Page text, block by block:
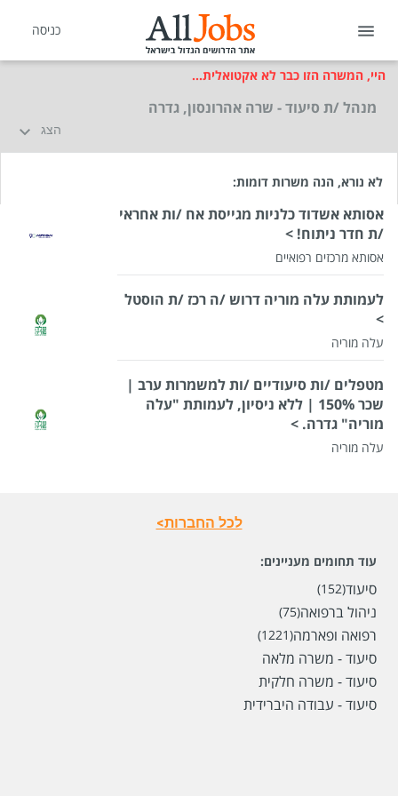
כניסה
היי, המשרה הזו כבר לא אקטואלית...
מנהל /ת סיעוד - שרה אהרונסון, גדרה
הצג
לא נורא, הנה משרות דומות:
אסותא אשדוד כלניות מגייסת אח /ות אחראי
/ת חדר ניתוח! >
אסותא מרכזים רפואיים
לעמותת עלה מוריה דרוש /ה רכז /ת הוסטל
>
עלה מוריה
מטפלים /ות סיעודיים /ות למשמרות ערב |
שכר 150% | ללא ניסיון, לעמותת "עלה
מוריה" גדרה. >
עלה מוריה
לכל החברות>
עוד תחומים מעניינים:
סיעוד(152)
ניהול ברפואה(75)
רפואה ופארמה(1221)
סיעוד - משרה מלאה
סיעוד - משרה חלקית
סיעוד - עבודה היברידית